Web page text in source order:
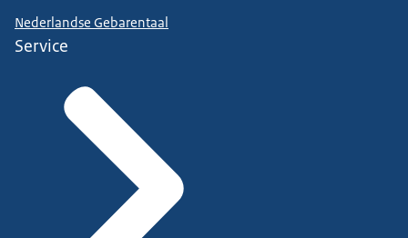
Nederlandse Gebarentaal
Service